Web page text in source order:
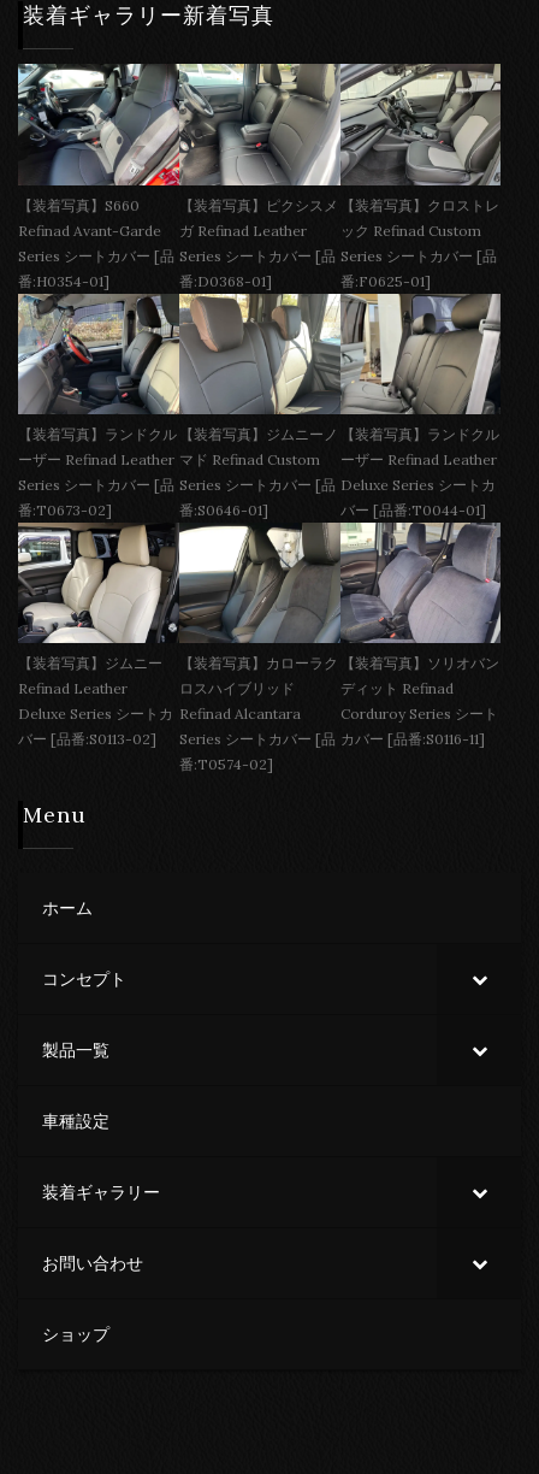
装着ギャラリー新着写真
【装着写真】S660
Refinad Avant-Garde
Series シートカバー [品
番:H0354-01]
【装着写真】ピクシスメ
ガ Refinad Leather
Series シートカバー [品
番:D0368-01]
【装着写真】クロストレ
ック Refinad Custom
Series シートカバー [品
番:F0625-01]
【装着写真】ランドクル
ーザー Refinad Leather
Series シートカバー [品
番:T0673-02]
【装着写真】ジムニーノ
マド Refinad Custom
Series シートカバー [品
番:S0646-01]
【装着写真】ランドクル
ーザー Refinad Leather
Deluxe Series シートカ
バー [品番:T0044-01]
【装着写真】ジムニー
Refinad Leather
Deluxe Series シートカ
バー [品番:S0113-02]
【装着写真】カローラク
ロスハイブリッド
Refinad Alcantara
Series シートカバー [品
番:T0574-02]
【装着写真】ソリオバン
ディット Refinad
Corduroy Series シート
カバー [品番:S0116-11]
Menu
ホーム
コンセプト
製品一覧
車種設定
装着ギャラリー
お問い合わせ
ショップ